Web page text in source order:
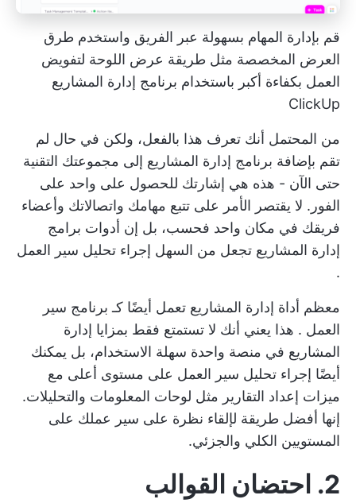
قم بإدارة المهام بسهولة عبر الفريق واستخدم طرق
العرض المخصصة مثل طريقة عرض اللوحة لتفويض
العمل بكفاءة أكبر باستخدام برنامج إدارة المشاريع
ClickUp
من المحتمل أنك تعرف هذا بالفعل، ولكن في حال لم
تقم بإضافة برنامج إدارة المشاريع إلى مجموعتك التقنية
حتى الآن - هذه هي إشارتك للحصول على واحد على
الفور. لا يقتصر الأمر على تتبع مهامك واتصالاتك وأعضاء
فريقك في مكان واحد فحسب، بل إن أدوات برامج
إدارة المشاريع تجعل من السهل إجراء تحليل سير العمل
.
معظم أداة إدارة المشاريع تعمل أيضًا كـ برنامج سير
العمل . هذا يعني أنك لا تستمتع فقط بمزايا إدارة
المشاريع في منصة واحدة سهلة الاستخدام، بل يمكنك
أيضًا إجراء تحليل سير العمل على مستوى أعلى مع
ميزات إعداد التقارير مثل لوحات المعلومات والتحليلات.
إنها أفضل طريقة لإلقاء نظرة على سير عملك على
المستويين الكلي والجزئي.
2. احتضان القوالب